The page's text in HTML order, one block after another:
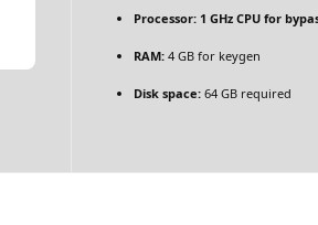
Processor: 1 GHz CPU for
RAM: 4 GB for keygen
Disk space: 64 GB required